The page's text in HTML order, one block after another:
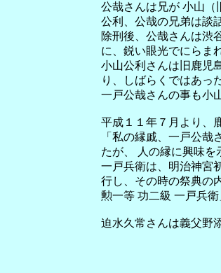
公哉さんは兄が 小山（
公利、公哉の兄弟は談
除刑後、公哉さんは渋
に、鋭い眼光でにらま
小山公利さんは旧鹿児
り、しばらくではあっ
一戸公哉さんの事も小
平成１１年７月より、
「私の縁戚、一戸公
たが、 人の縁に興味を
一戸兵衛は、明治神宮
行し、その時の祭典の
勲一等 功二級 一戸兵
迫水久常さんは義父野